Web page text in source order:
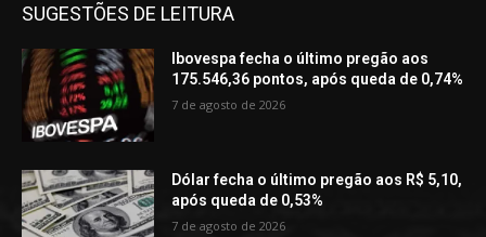
SUGESTÕES DE LEITURA
Ibovespa fecha o último pregão aos
175.546,36 pontos, após queda de 0,74%
7 de agosto de 2026
Dólar fecha o último pregão aos R$ 5,10,
após queda de 0,53%
7 de agosto de 2026